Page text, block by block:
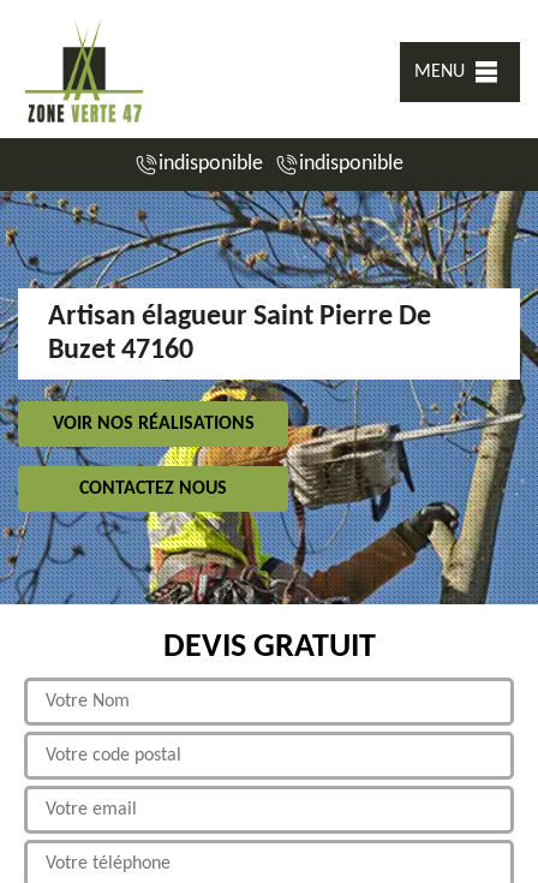
MENU
indisponible indisponible
Artisan élagueur Saint Pierre De
Buzet 47160
VOIR NOS RÉALISATIONS
CONTACTEZ NOUS
DEVIS GRATUIT